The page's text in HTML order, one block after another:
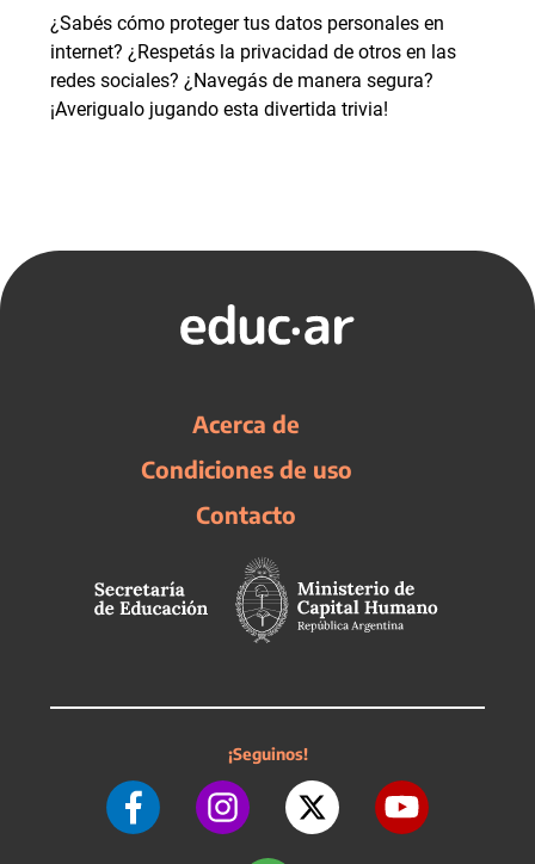
¿Sabés cómo proteger tus datos personales en
internet? ¿Respetás la privacidad de otros en las
redes sociales? ¿Navegás de manera segura?
¡Averigualo jugando esta divertida trivia!
Acerca de
Condiciones de uso
Contacto
¡Seguinos!